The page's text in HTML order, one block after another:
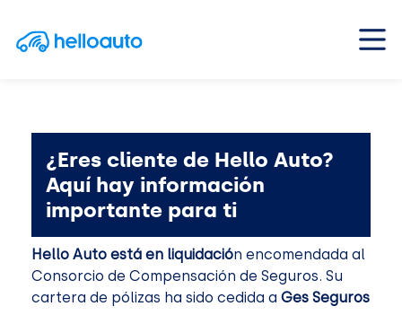
Saltar al contenido
Navegación principal
¿Eres cliente de Hello Auto?
Aquí hay información
importante para ti
Hello Auto está en liquidación encomendada al
Consorcio de Compensación de Seguros. Su
cartera de pólizas ha sido cedida a Ges Seguros